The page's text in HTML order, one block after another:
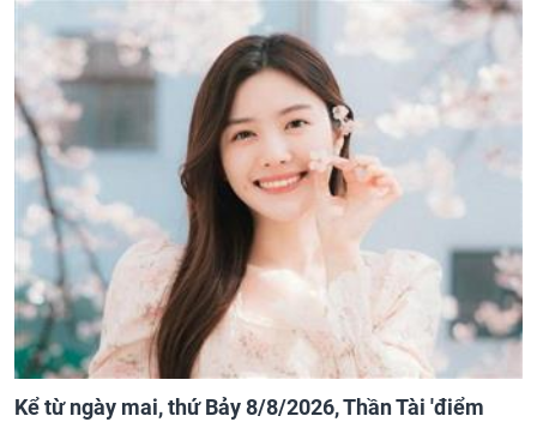
Kể từ ngày mai, thứ Bảy 8/8/2026, Thần Tài 'điểm